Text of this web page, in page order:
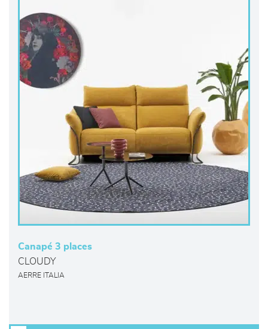
Canapé 3 places
CLOUDY
AERRE ITALIA